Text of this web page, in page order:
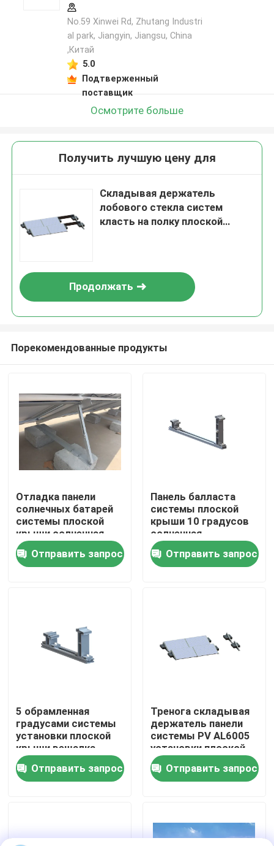
Продукты
Видео
О нас
Проверка качества
Свяжитесь мы
солнечный pv устанавливая системы
No.59 Xinwei Rd, Zhutang Industri
al park, Jiangyin, Jiangsu, China
,Китай
5.0
Подтверженный
поставщик
Осмотрите больше
Получить лучшую цену для
Складывая держатель
лобового стекла систем
класть на полку плоской
Продолжать
Порекомендованные продукты
Отладка панели
солнечных батарей
системы плоской
крыши солнечная
устанавливая ставит
в скобки
кронштейны наклона
Отправить запрос
Панель балласта
системы плоской
крыши 10 градусов
солнечная
устанавливая
фотовольтайческая
обрамленная
Отправить запрос
5 обрамленная
градусами системы
установки плоской
крыши вешалка
держателя крыши
солнечной
коммерчески
Отправить запрос
Тренога складывая
держатель панели
системы PV AL6005
установки плоской
крыши солнечный
Отправить запрос